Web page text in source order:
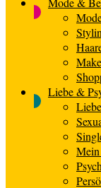
Liebe &
Liebe